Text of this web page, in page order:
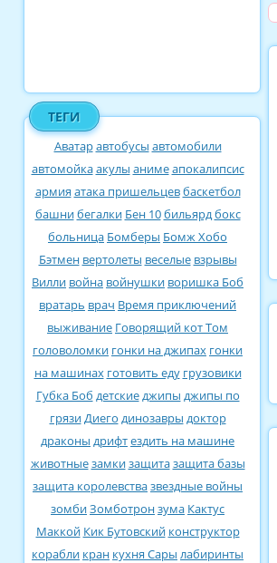
ТЕГИ
Аватаравтобусы автомобили
автомойкаакулы анимеапокалипсис
армия атака пришельцевбаскетбол
башнибегалки Бен 10бильярдбокс
больница Бомберы Бомж Хобо
Бэтмен вертолеты веселые взрывы
Вилли война войнушки воришка Боб
вратарь врач Время приключений
выживание Говорящий кот Том
головоломки гонки на джипах гонки
на машинах готовить еду грузовики
Губка Боб детскиеджипы джипы по
грязиДиего динозавры доктор
драконы дрифтездить на машине
животныезамкизащитазащита базы
защита королевствазвездные войны
зомбиЗомботронзума Кактус
Маккой Кик Бутовский конструктор
корабли кран кухня Сары лабиринты